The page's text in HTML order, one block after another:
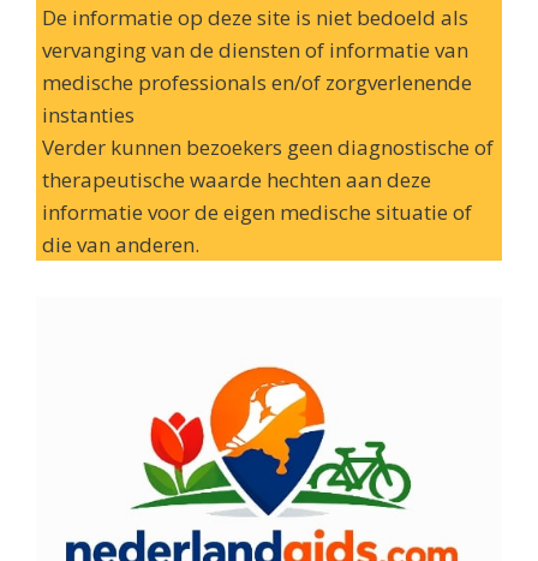
De informatie op deze site is niet bedoeld als
vervanging van de diensten of informatie van
medische professionals en/of zorgverlenende
instanties
Verder kunnen bezoekers geen diagnostische of
therapeutische waarde hechten aan deze
informatie voor de eigen medische situatie of
die van anderen.